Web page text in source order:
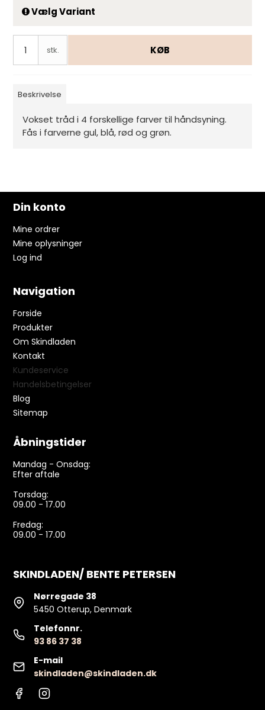
Vælg Variant
stk. KØB
Beskrivelse
Vokset tråd i 4 forskellige farver til håndsyning.
Fås i farverne gul, blå, rød og grøn.
Din konto
Mine ordrer
Mine oplysninger
Log ind
Navigation
Forside
Produkter
Om Skindladen
Kontakt
Kundeservice
Handelsbetingelser
Blog
Sitemap
Åbningstider
Mandag - Onsdag:
Efter aftale
Torsdag:
09.00 - 17.00
Fredag:
09.00 - 17.00
SKINDLADEN/ BENTE PETERSEN
Nørregade 38
5450 Otterup, Denmark
Telefonnr.
93 86 37 38
E-mail
skindladen@skindladen.dk